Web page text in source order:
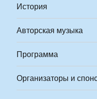
История
Авторская музыка
Программа
Организаторы и